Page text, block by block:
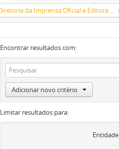
Diretoria da Imprensa Oficial e Editora de Santa Catarina
Encontrar resultados com:
Adicionar novo critério
Limitar resultados para: